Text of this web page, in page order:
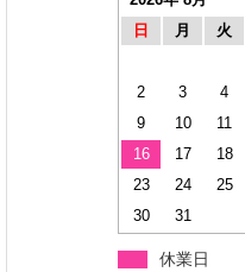
日
月 火
2
3 4
9
10 11
16
17 18
23
24 25
30
31
休業日